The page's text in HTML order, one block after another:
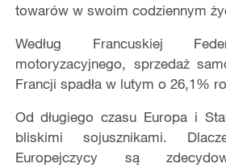
towarów w swoim codziennym
Według Francuskiej
motoryzacyjnego, sprzedaż
Francji spadła w lutym o 26,1%
Od długiego czasu Europa i
bliskimi sojusznikami.
Europejczycy są